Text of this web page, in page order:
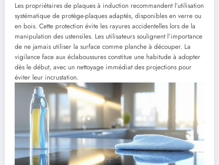
Les propriétaires de plaques à induction recommandent l’utilisation
systématique de protège-plaques adaptés, disponibles en verre ou
en bois. Cette protection évite les rayures accidentelles lors de la
manipulation des ustensiles. Les utilisateurs soulignent l’importance
de ne jamais utiliser la surface comme planche à découper. La
vigilance face aux éclaboussures constitue une habitude à adopter
dès le début, avec un nettoyage immédiat des projections pour
éviter leur incrustation.